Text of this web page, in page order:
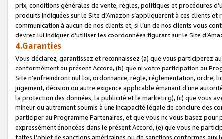
prix, conditions générales de vente, règles, politiques et procédures
produits indiquées sur le Site d’Amazon s’appliqueront à ces clients
communication à aucun de nos clients et, si l’un de nos clients vous
devrez lui indiquer d’utiliser les coordonnées figurant sur le Site
4.Garanties
Vous déclarez, garantissez et reconnaissez (a) que vous participerez
conformément au présent Accord, (b) que ni votre participation au
Site n’enfreindront nul loi, ordonnance, règle, réglementation, ordre,
jugement, décision ou autre exigence applicable émanant d’une
la protection des données, la publicité et le marketing), (c) que vous
mineur ou autrement soumis à une incapacité légale de conclure des
participer au Programme Partenaires, et que vous ne vous basez
expressément énoncées dans le présent Accord, (e) que vous ne
faites l’objet de sanctions américaines ou de sanctions conformes